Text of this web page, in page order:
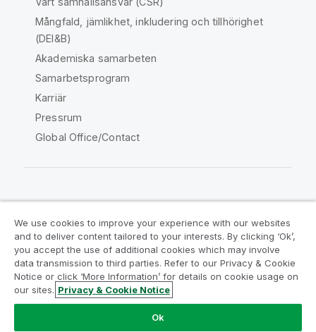
Mångfald, jämlikhet, inkludering och tillhörighet
(DEI&B)
Akademiska samarbeten
Samarbetsprogram
Karriär
Pressrum
Global Office/Contact
Juridiska avtal
Produktvillkor
Legal Policies
Legal Policies
Användningsvillkor
Varumärken
Do Not Share My Info
Copyright © 1993-2026 QlikTech International AB. Alla
We use cookies to improve your experience with our websites
and to deliver content tailored to your interests. By clicking ‘Ok’,
you accept the use of additional cookies which may involve
data transmission to third parties. Refer to our Privacy & Cookie
Notice or click ‘More Information’ for details on cookie usage on
our sites. Privacy & Cookie Notice
Ok